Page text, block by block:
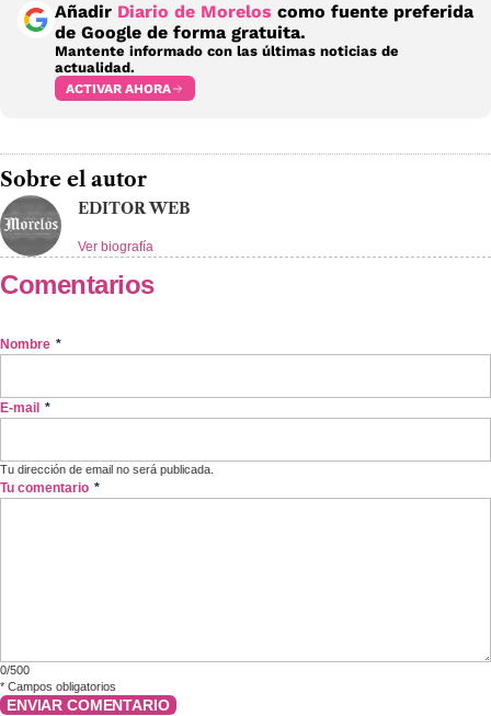
Añadir Diario de Morelos como fuente preferida
de Google de forma gratuita.
Mantente informado con las últimas noticias de
actualidad.
ACTIVAR AHORA
Sobre el autor
EDITOR WEB
Ver biografía
Comentarios
Nombre *
E-mail *
Tu dirección de email no será publicada.
Tu comentario *
0/500
* Campos obligatorios
ENVIAR COMENTARIO